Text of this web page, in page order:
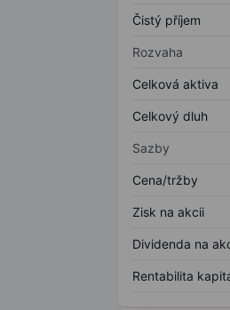
Čistý příjem
Rozvaha
Celková aktiva
Celkový dluh
Sazby
Cena/tržby
Zisk na akcii
Dividenda na
Rentabilita